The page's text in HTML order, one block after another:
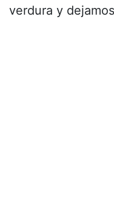
verdura y